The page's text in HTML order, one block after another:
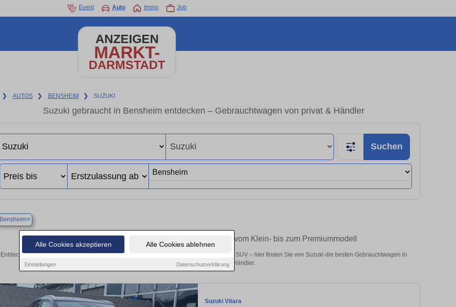
Alle Cookies akzeptieren Alle Cookies ablehnen
Einstellungen Datenschutzerklärung
Event Auto Immo Job
ANZEIGEN
MARKT-
DARMSTADT
❯ AUTOS ❯ BENSHEIM ❯ SUZUKI
Suzuki gebraucht in Bensheim entdecken – Gebrauchtwagen von privat & Händler
Suchen
Bensheim×
Finden Sie in Bensheim Ihren gebrauchten Suzuki – vom Klein- bis zum Premiummodell
Entdecken Sie in Bensheim gebrauchte Suzuki Fahrzeuge. Von Kleinwagen bis hin zum SUV – hier finden Sie von Suzuki die besten Gebrauchtwagen in
Bensheim von privat und vom Händler.
Suzuki Vitara